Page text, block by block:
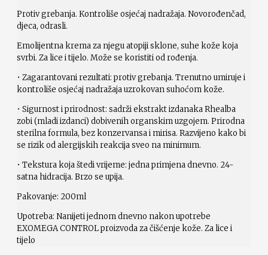
Protiv grebanja. Kontroliše osjećaj nadražaja. Novorođenčad,
djeca, odrasli.
Emolijentna krema za njegu atopiji sklone, suhe kože koja
svrbi. Za lice i tijelo. Može se koristiti od rođenja.
• Zagarantovani rezultati: protiv grebanja. Trenutno umiruje i
kontroliše osjećaj nadražaja uzrokovan suhoćom kože.
• Sigurnost i prirodnost: sadrži ekstrakt izdanaka Rhealba
zobi (mladi izdanci) dobivenih organskim uzgojem. Prirodna
sterilna formula, bez konzervansa i mirisa. Razvijeno kako bi
se rizik od alergijskih reakcija sveo na minimum.
• Tekstura koja štedi vrijeme: jedna primjena dnevno. 24-
satna hidracija. Brzo se upija.
Pakovanje: 200ml
Upotreba: Nanijeti jednom dnevno nakon upotrebe
EXOMEGA CONTROL proizvoda za čišćenje kože. Za lice i
tijelo